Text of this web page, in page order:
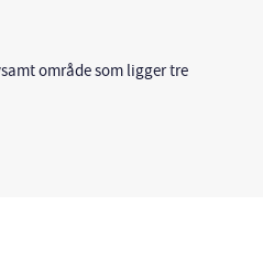
område som ligger tre